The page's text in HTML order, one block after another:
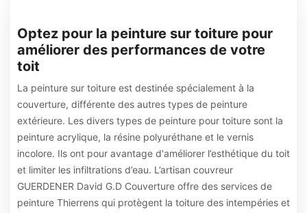
Optez pour la peinture sur toiture pour
améliorer des performances de votre
toit
La peinture sur toiture est destinée spécialement à la
couverture, différente des autres types de peinture
extérieure. Les divers types de peinture pour toiture sont la
peinture acrylique, la résine polyuréthane et le vernis
incolore. Ils ont pour avantage d'améliorer l’esthétique du toit
et limiter les infiltrations d’eau. L’artisan couvreur
GUERDENER David G.D Couverture offre des services de
peinture Thierrens qui protègent la toiture des intempéries et